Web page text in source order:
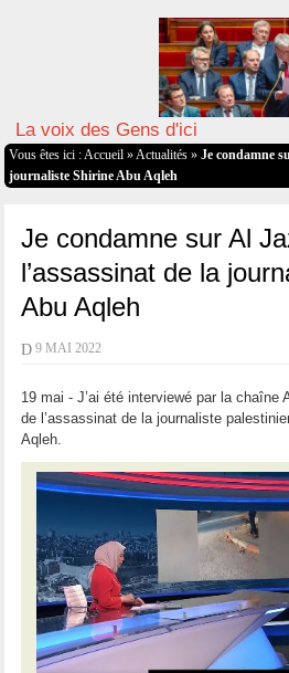
La voix des Gens d'ici
Vous êtes ici : Accueil » Actualités» Je condamne
journaliste Shirine Abu Aqleh
Je condamne sur Al
l’assassinat de la
Abu Aqleh
D 9 MAI 2022
19 mai - J’ai été interviewé par la chaîne
de l’assassinat de la journaliste
Aqleh.